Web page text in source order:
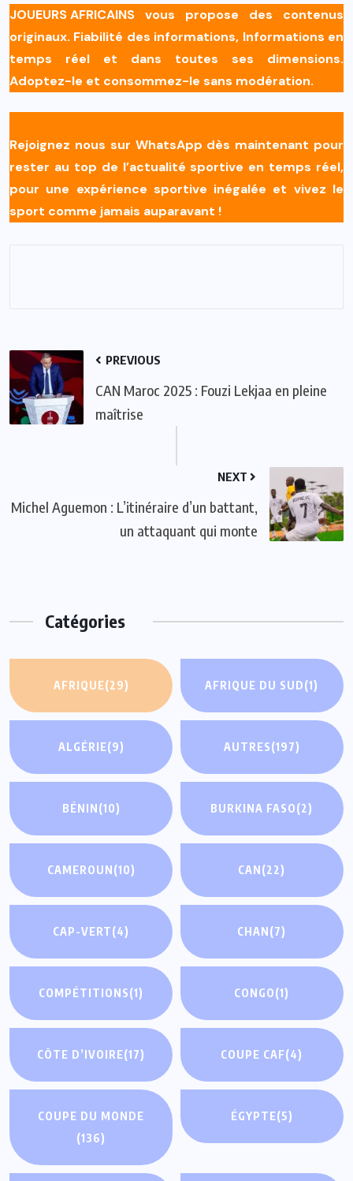
JOUEURS AFRICAINS vous propose des contenus
originaux. Fiabilité des informations, Informations en
temps réel et dans toutes ses dimensions.
Adoptez-le et consommez-le sans modération.
Rejoignez nous sur WhatsApp dès maintenant pour
rester au top de l’actualité sportive en temps réel,
pour une expérience sportive inégalée et vivez le
sport comme jamais auparavant !
PREVIOUS
CAN Maroc 2025 : Fouzi Lekjaa en pleine
maîtrise
NEXT
Michel Aguemon : L’itinéraire d’un battant,
un attaquant qui monte
Catégories
AFRIQUE(29) AFRIQUE DU SUD(1)
ALGÉRIE(9) AUTRES(197)
BÉNIN(10) BURKINA FASO(2)
CAMEROUN(10) CAN(22)
CAP-VERT(4) CHAN(7)
COMPÉTITIONS(1) CONGO(1)
CÔTE D’IVOIRE(17) COUPE CAF(4)
COUPE DU MONDE
(136)
ÉGYPTE(5)